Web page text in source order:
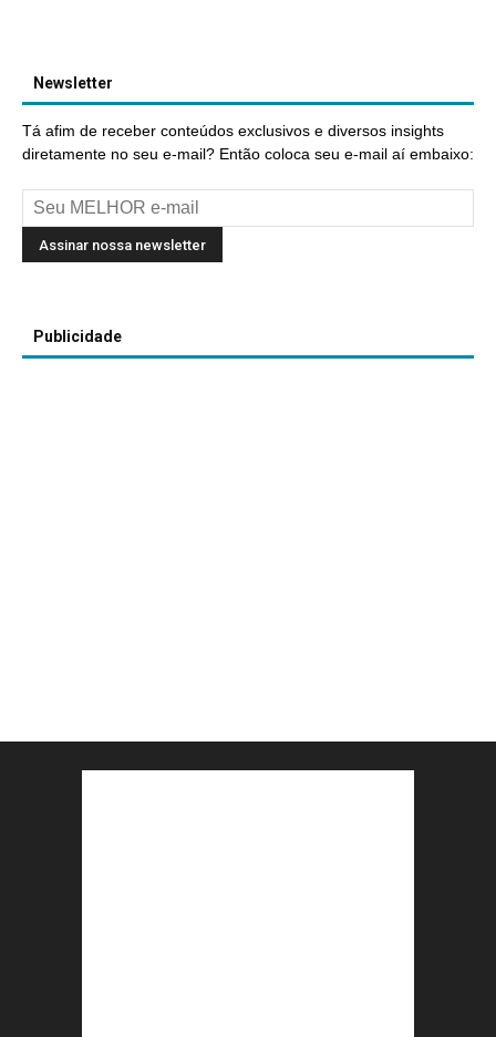
Newsletter
Tá afim de receber conteúdos exclusivos e diversos insights
diretamente no seu e-mail? Então coloca seu e-mail aí embaixo:
Publicidade